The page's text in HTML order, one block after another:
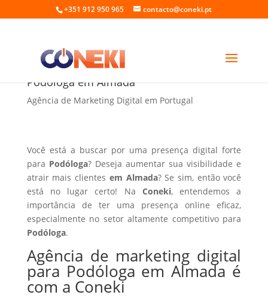
+351 912 950 965 contacto@coneki.pt
Agência de marketing digital para
Podóloga em Almada
Agência de Marketing Digital em Portugal
Você está a buscar por uma presença digital forte
para Podóloga? Deseja aumentar sua visibilidade e
atrair mais clientes em Almada? Se sim, então você
está no lugar certo! Na Coneki, entendemos a
importância de ter uma presença online eficaz,
especialmente no setor altamente competitivo para
Podóloga.
Agência de marketing digital
para Podóloga em Almada é
com a Coneki